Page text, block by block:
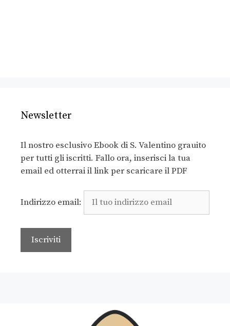
Newsletter
Il nostro esclusivo Ebook di S. Valentino grauito
per tutti gli iscritti. Fallo ora, inserisci la tua
email ed otterrai il link per scaricare il PDF
Indirizzo email: